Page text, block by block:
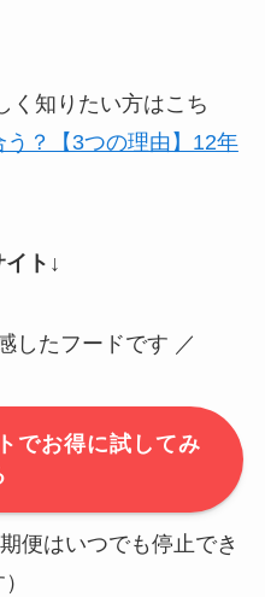
く知りたい方はこち
？【3つの理由】12年
イト↓
したフードです ／
でお得に試してみ
便はいつでも停止でき